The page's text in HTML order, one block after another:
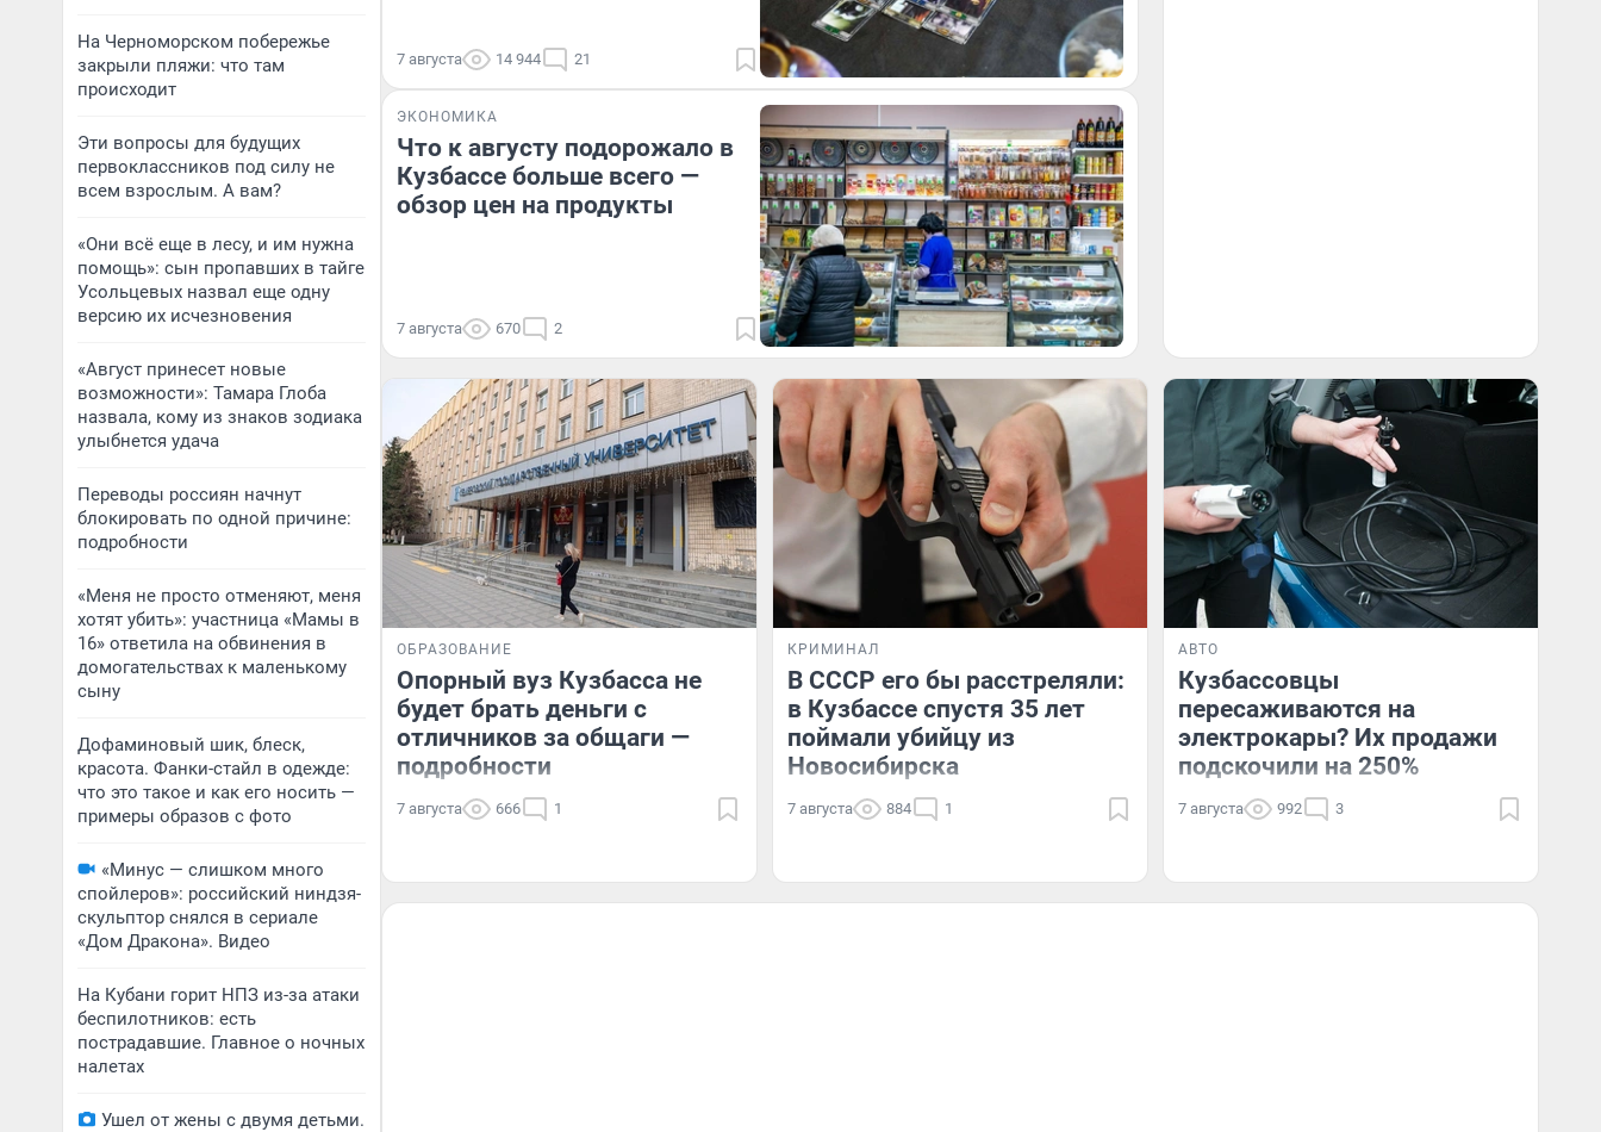
На Черноморском побережье
закрыли пляжи: что там
происходит
Эти вопросы для будущих
первоклассников под силу не
всем взрослым. А вам?
«Они всё еще в лесу, и им нужна
помощь»: сын пропавших в тайге
Усольцевых назвал еще одну
версию их исчезновения
«Август принесет новые
возможности»: Тамара Глоба
назвала, кому из знаков зодиака
улыбнется удача
Переводы россиян начнут
блокировать по одной причине:
подробности
«Меня не просто отменяют, меня
хотят убить»: участница «Мамы в
16» ответила на обвинения в
домогательствах к маленькому
сыну
Дофаминовый шик, блеск,
красота. Фанки-стайл в одежде:
что это такое и как его носить —
примеры образов с фото
«Минус — слишком много
спойлеров»: российский ниндзя-
скульптор снялся в сериале
«Дом Дракона». Видео
На Кубани горит НПЗ из-за атаки
беспилотников: есть
пострадавшие. Главное о ночных
налетах
Ушел от жены с двумя детьми.
7 августа 14 944 21
ЭКОНОМИКА
Что к августу подорожало в
Кузбассе больше всего —
обзор цен на продукты
7 августа 670 2
ОБРАЗОВАНИЕ
Опорный вуз Кузбасса не
будет брать деньги с
отличников за общаги —
подробности
7 августа 666 1
КРИМИНАЛ
В СССР его бы расстреляли:
в Кузбассе спустя 35 лет
поймали убийцу из
Новосибирска
7 августа 884 1
АВТО
Кузбассовцы
пересаживаются на
электрокары? Их продажи
подскочили на 250%
7 августа 992 3